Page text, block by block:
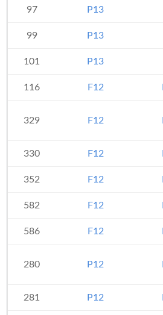
97 P13
99 P13
101 P13
116 F12
329 F12
330 F12
352 F12
582 F12
586 F12
280 P12
281 P12